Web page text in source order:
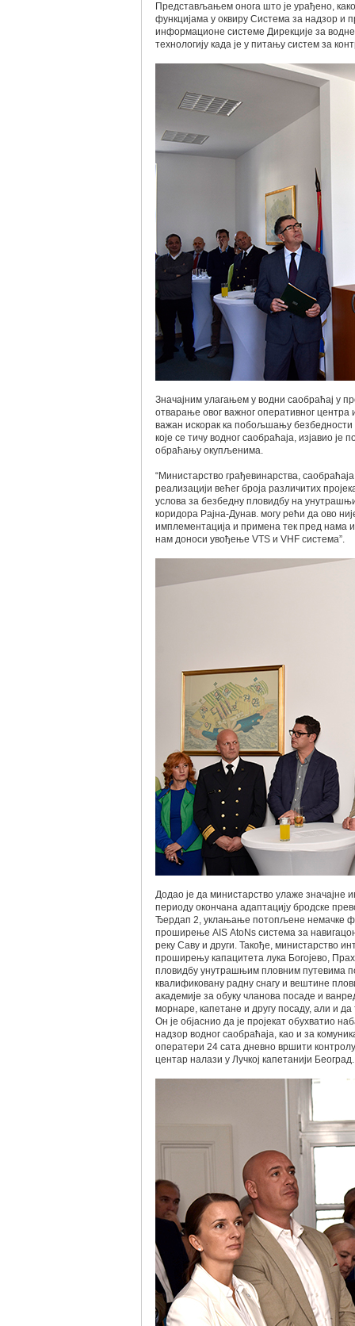
Представљањем онога што је урађено,
функцијама у оквиру Система за надзор и
информационе системе Дирекције за
технологију када је у питању систем за
Значајним улагањем у водни саобраћај у
отварање овог важног оперативног центра
важан искорак ка побољшању
које се тичу водног саобраћаја, изјавио
обраћању окупљенима.
“Министарство грађевинарства,
реализацији већег броја различитих
услова за безбедну пловидбу на
коридора Рајна-Дунав. могу рећи да ово
имплементација и примена тек пред нама
нам доноси увођење VTS и VHF система”.
Додао је да министарство улаже значајне
периоду окончана адаптацију бродске
Ђердап 2, уклањање потопљене немачке
проширење AIS AtoNs система за
реку Саву и други. Такође, министарство
проширењу капацитета лука Богојево,
пловидбу унутрашњим пловним путевима
квалификовану радну снагу и вештине
академије за обуку чланова посаде и
морнаре, капетане и другу посаду, али и
Он је објаснио да је пројекат обухватио
надзор водног саобраћаја, као и за
оператери 24 сата дневно вршити
центар налази у Лучкој капетанији Београд.